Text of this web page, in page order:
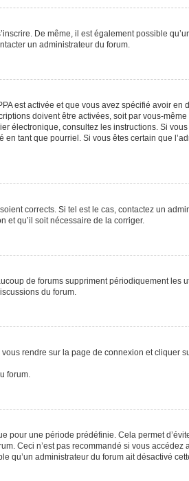
De même, il est également possible
un administrateur du forum.
est activée et que vous avez spécifié avoir en
doivent être activées, soit par vous-
électronique, consultez les instructions. Si
tant que pourriel. Si vous êtes certain que
corrects. Si tel est le cas, contactez un
et qu’il soit nécessaire de la corriger.
de forums suppriment périodiquement les
du forum.
rendre sur la page de connexion et cliquer
forum.
pour une période prédéfinie. Cela permet
Ceci n’est pas recommandé si vous
qu’un administrateur du forum ait désactivé